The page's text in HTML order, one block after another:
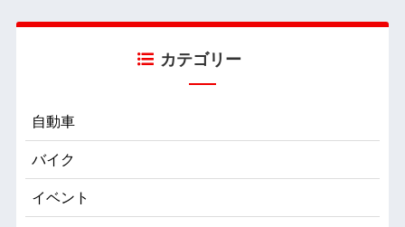
カテゴリー
自動車
バイク
イベント